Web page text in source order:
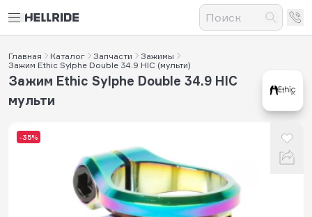
Главная Каталог Запчасти
Зажимы
Зажим Ethic Sylphe Double 34.9 HIC (мульти)
-35%
Зажим Ethic Sylphe Double 34.9 HIC
мульти